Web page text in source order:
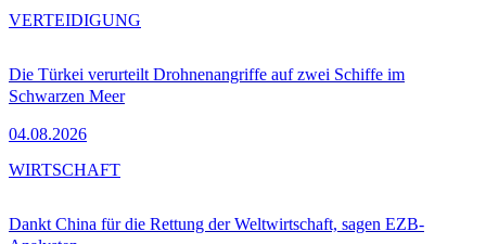
Die Türkei verurteilt Drohnenangriffe auf zwei Schiffe im
Schwarzen Meer
04.08.2026
VERTEIDIGUNG
Dankt China für die Rettung der Weltwirtschaft, sagen EZB-
WIRTSCHAFT